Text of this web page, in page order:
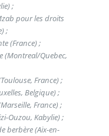
;
pour les droits
;
(France) ;
(Montreal/Quebec,
France) ;
Belgique) ;
France) ;
Ouzou, Kabylie) ;
berbère (Aix-en-